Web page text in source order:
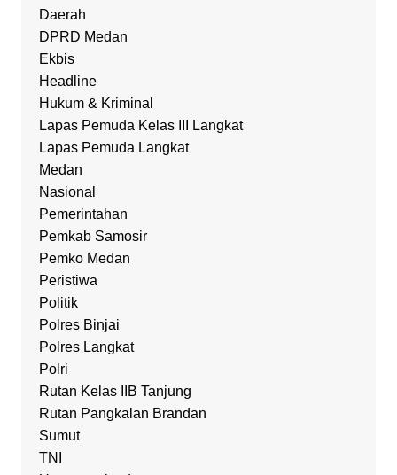
Daerah
DPRD Medan
Ekbis
Headline
Hukum & Kriminal
Lapas Pemuda Kelas III Langkat
Lapas Pemuda Langkat
Medan
Nasional
Pemerintahan
Pemkab Samosir
Pemko Medan
Peristiwa
Politik
Polres Binjai
Polres Langkat
Polri
Rutan Kelas IIB Tanjung
Rutan Pangkalan Brandan
Sumut
TNI